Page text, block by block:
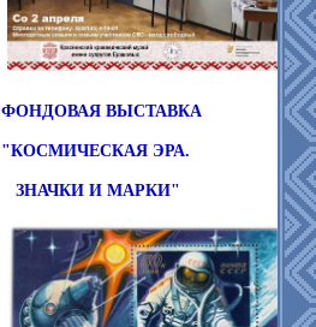
ФОНДОВАЯ ВЫСТАВКА
"КОСМИЧЕСКАЯ ЭРА.
ЗНАЧКИ И МАРКИ"